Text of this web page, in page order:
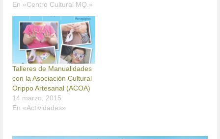
En «Centro Cultural MQ.»
Talleres de Manualidades
con la Asociación Cultural
Orippo Artesanal (ACOA)
14 marzo, 2015
En «Actividades»